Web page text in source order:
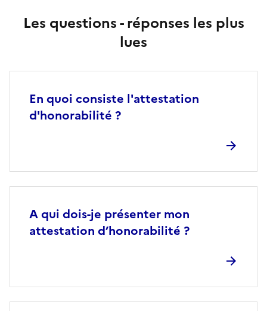
Les questions - réponses les plus
lues
En quoi consiste l'attestation
d'honorabilité ?
A qui dois-je présenter mon
attestation d’honorabilité ?